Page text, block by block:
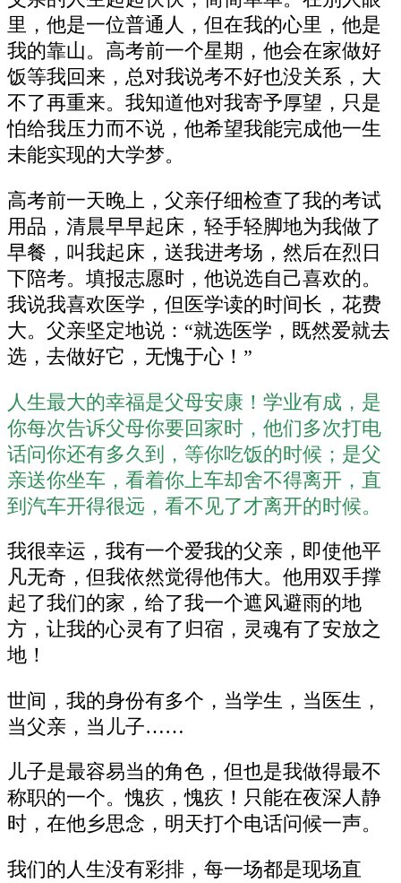
里，他是一位普通人，但在我的心里，他是
我的靠山。高考前一个星期，他会在家做好
饭等我回来，总对我说考不好也没关系，大
不了再重来。我知道他对我寄予厚望，只是
怕给我压力而不说，他希望我能完成他一生
未能实现的大学梦。
高考前一天晚上，父亲仔细检查了我的考试
用品，清晨早早起床，轻手轻脚地为我做了
早餐，叫我起床，送我进考场，然后在烈日
下陪考。填报志愿时，他说选自己喜欢的。
我说我喜欢医学，但医学读的时间长，花费
大。父亲坚定地说：“就选医学，既然爱就去
选，去做好它，无愧于心！”
人生最大的幸福是父母安康！学业有成，是
你每次告诉父母你要回家时，他们多次打电
话问你还有多久到，等你吃饭的时候；是父
亲送你坐车，看着你上车却舍不得离开，直
到汽车开得很远，看不见了才离开的时候。
我很幸运，我有一个爱我的父亲，即使他平
凡无奇，但我依然觉得他伟大。他用双手撑
起了我们的家，给了我一个遮风避雨的地
方，让我的心灵有了归宿，灵魂有了安放之
地！
世间，我的身份有多个，当学生，当医生，
当父亲，当儿子……
儿子是最容易当的角色，但也是我做得最不
称职的一个。愧疚，愧疚！只能在夜深人静
时，在他乡思念，明天打个电话问候一声。
我们的人生没有彩排，每一场都是现场直